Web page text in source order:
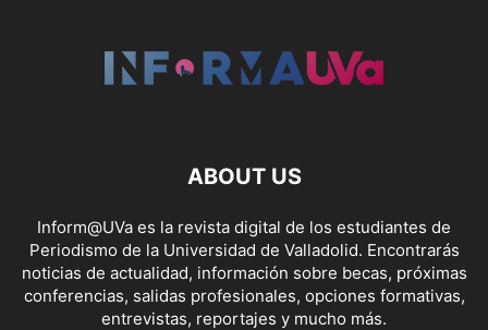
ABOUT US
Inform@UVa es la revista digital de los estudiantes de
Periodismo de la Universidad de Valladolid. Encontrarás
noticias de actualidad, información sobre becas, próximas
conferencias, salidas profesionales, opciones formativas,
entrevistas, reportajes y mucho más.